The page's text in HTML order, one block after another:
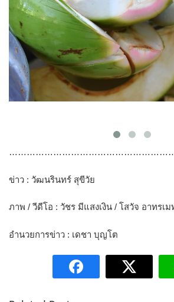
ข่าว : วัฒนรินทร์ สุขีวัย
ภาพ / วีดีโอ : วัชร มีแสงเงิน / โสวัจ อาทรเ
อำนวยการข่าว : เดชา บุญโต